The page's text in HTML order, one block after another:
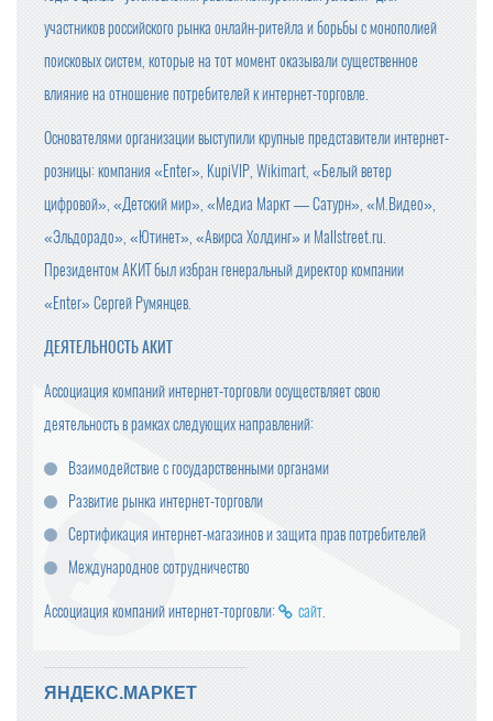
участников российского рынка онлайн-ритейла и борьбы с монополией
поисковых систем, которые на тот момент оказывали существенное
влияние на отношение потребителей к интернет-торговле.
Основателями организации выступили крупные представители интернет-
розницы: компания «Enter», KupiVIP, Wikimart, «Белый ветер
цифровой», «Детский мир», «Медиа Маркт — Сатурн», «М.Видео»,
«Эльдорадо», «Ютинет», «Авирса Холдинг» и Mallstreet.ru.
Президентом АКИТ был избран генеральный директор компании
«Enter» Сергей Румянцев.
ДЕЯТЕЛЬНОСТЬ АКИТ
Ассоциация компаний интернет-торговли осуществляет свою
деятельность в рамках следующих направлений:
Взаимодействие с государственными органами
Развитие рынка интернет-торговли
Сертификация интернет-магазинов и защита прав потребителей
Международное сотрудничество
Ассоциация компаний интернет-торговли: сайт.
ЯНДЕКС.МАРКЕТ